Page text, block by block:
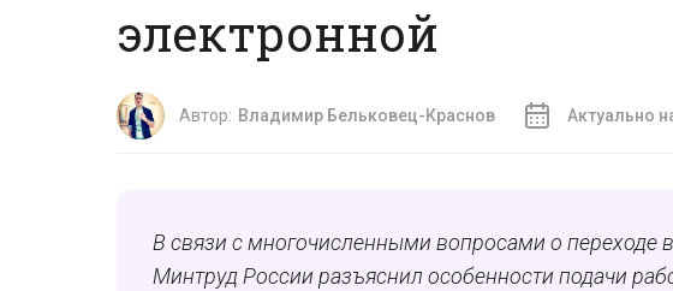
электронной
Автор: Владимир Бельковец-Краснов Актуально
В связи с многочисленными вопросами о переходе
Минтруд России разъяснил особенности подачи